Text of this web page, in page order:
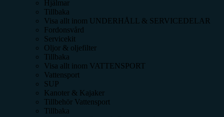
Hjälmar
Tillbaka
Visa allt inom UNDERHÅLL & SERVICEDELAR
Fordonsvård
Servicekit
Oljor & oljefilter
Tillbaka
Visa allt inom VATTENSPORT
Vattensport
SUP
Kanoter & Kajaker
Tillbehör Vattensport
Tillbaka